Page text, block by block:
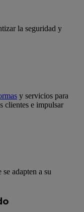
la seguridad y
y servicios para
clientes e impulsar
adapten a su